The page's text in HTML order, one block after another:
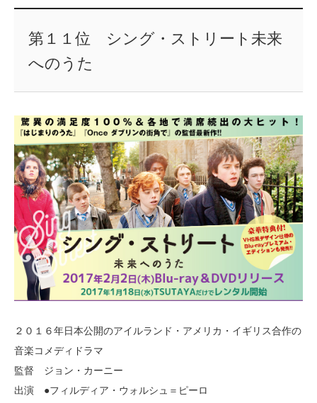
第１１位 シング・ストリート未来
へのうた
２０１６年日本公開のアイルランド・アメリカ・イギリス合作の
音楽コメディドラマ
監督 ジョン・カーニー
出演 ●フィルディア・ウォルシュ＝ピーロ